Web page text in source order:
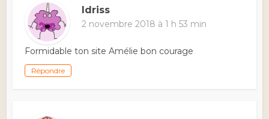
Idriss
2 novembre 2018 à 1 h 53 min
Formidable ton site Amélie bon courage
Répondre